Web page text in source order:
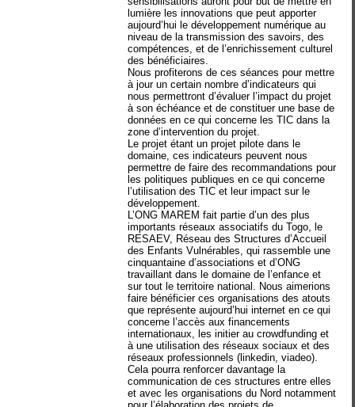
lumière les innovations que peut apporter
aujourd’hui le développement numérique au
niveau de la transmission des savoirs, des
compétences, et de l’enrichissement culturel
des bénéficiaires.
Nous profiterons de ces séances pour mettre
à jour un certain nombre d’indicateurs qui
nous permettront d’évaluer l’impact du projet
à son échéance et de constituer une base de
données en ce qui concerne les TIC dans la
zone d’intervention du projet.
Le projet étant un projet pilote dans le
domaine, ces indicateurs peuvent nous
permettre de faire des recommandations pour
les politiques publiques en ce qui concerne
l’utilisation des TIC et leur impact sur le
développement.
L’ONG MAREM fait partie d’un des plus
importants réseaux associatifs du Togo, le
RESAEV, Réseau des Structures d’Accueil
des Enfants Vulnérables, qui rassemble une
cinquantaine d’associations et d’ONG
travaillant dans le domaine de l’enfance et
sur tout le territoire national. Nous aimerions
faire bénéficier ces organisations des atouts
que représente aujourd’hui internet en ce qui
concerne l’accès aux financements
internationaux, les initier au crowdfunding et
à une utilisation des réseaux sociaux et des
réseaux professionnels (linkedin, viadeo).
Cela pourra renforcer davantage la
communication de ces structures entre elles
et avec les organisations du Nord notamment